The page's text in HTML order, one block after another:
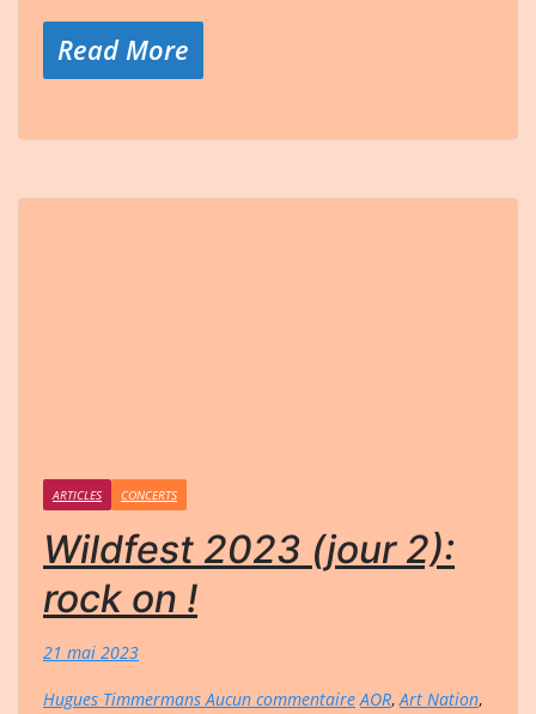
Read More
ARTICLES CONCERTS
Wildfest 2023 (jour 2):
rock on !
21 mai 2023
Hugues TimmermansAucun commentaire AOR,Art Nation,